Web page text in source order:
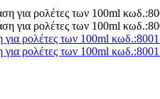
ρολέτες των 100ml
ρολέτες των 100ml